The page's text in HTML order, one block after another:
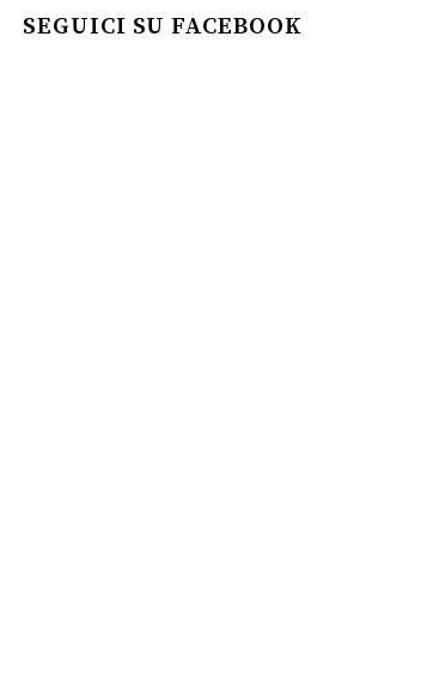
SEGUICI SU FACEBOOK